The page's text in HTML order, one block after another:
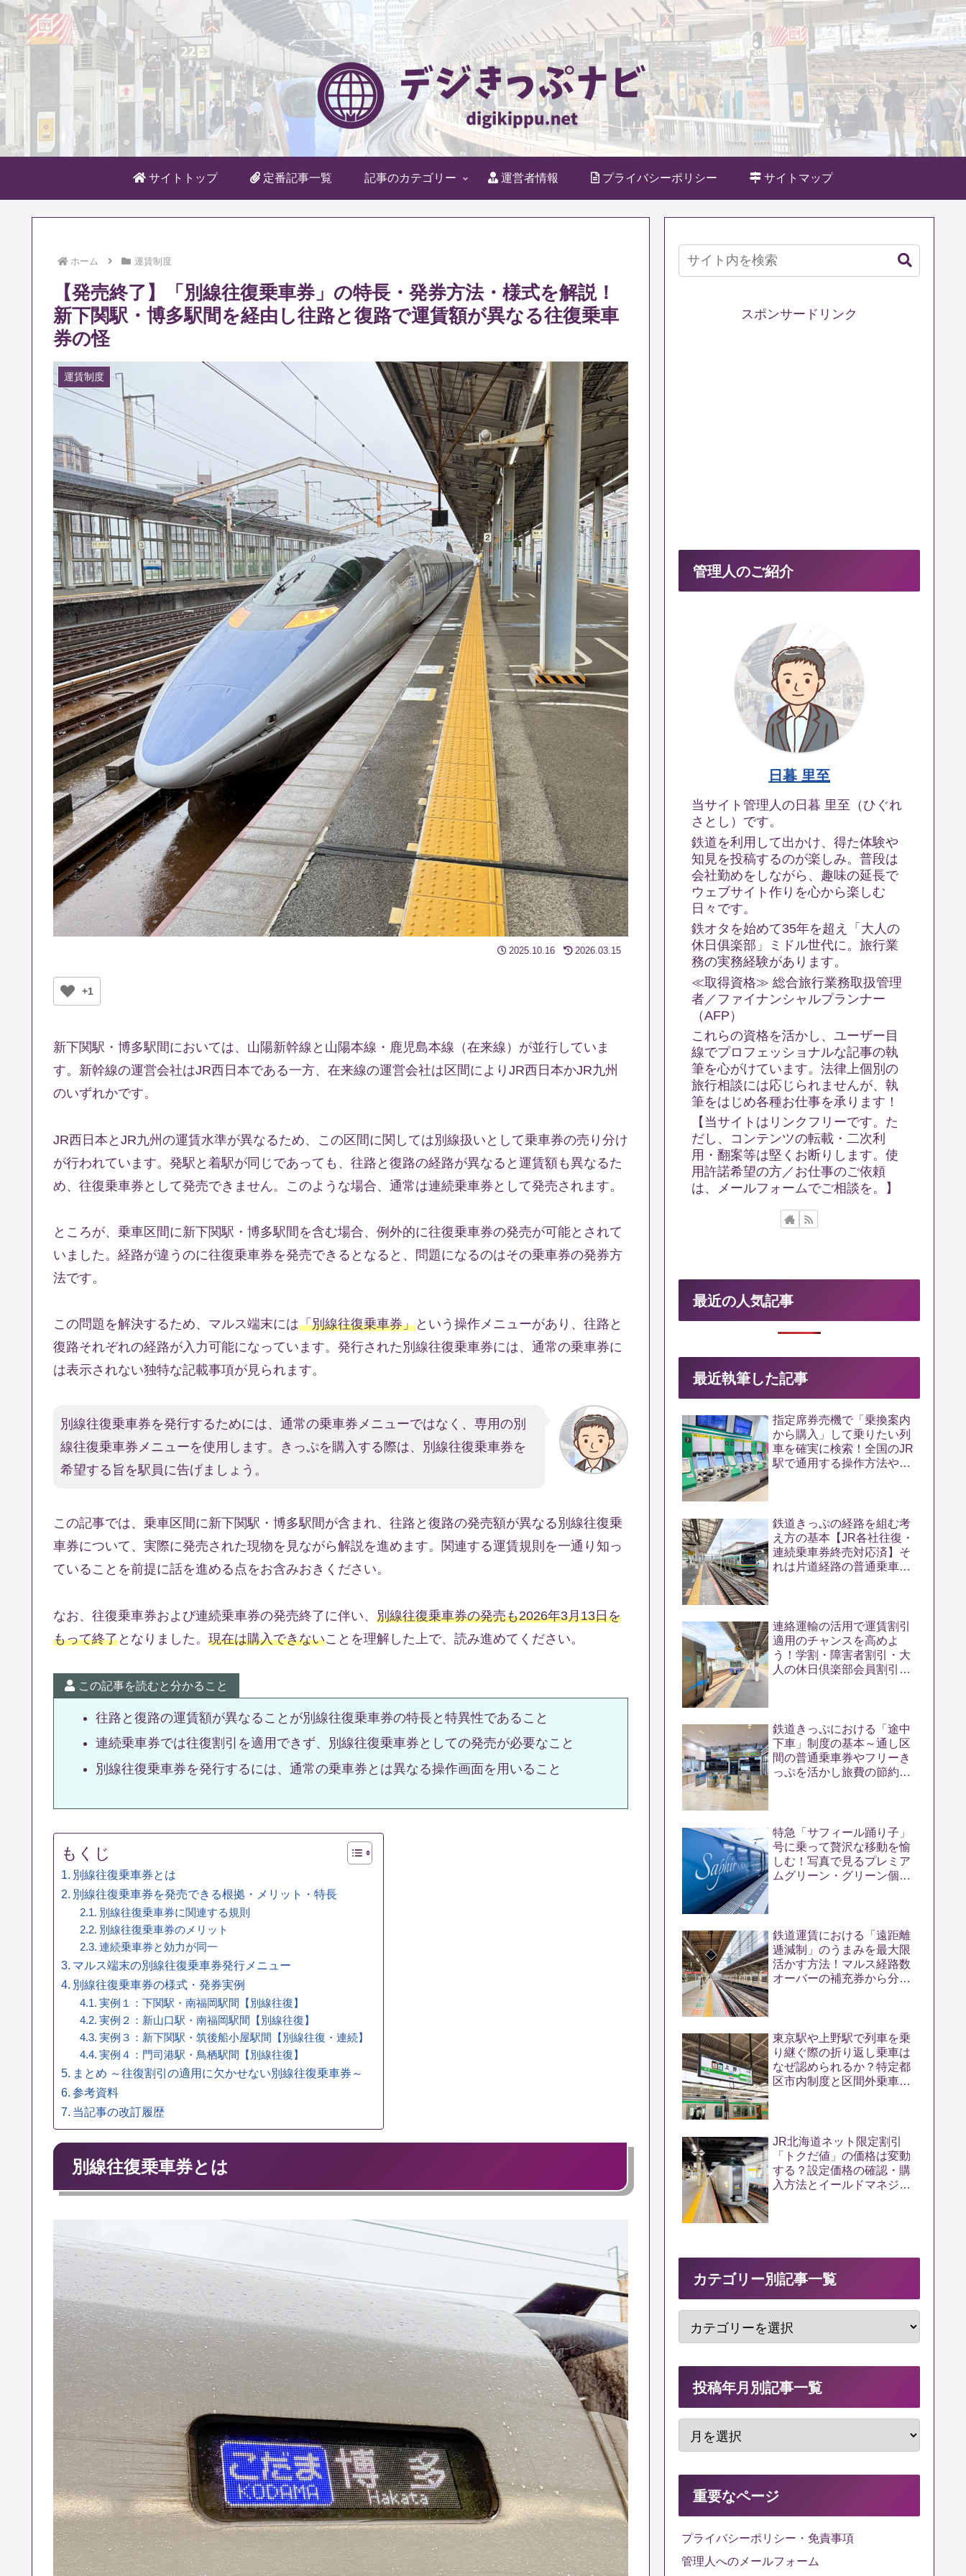
サイトトップ 定番記事一覧 記事のカテゴリー 運営者情報 プライバシーポリシー サイトマップ
ホーム 運賃制度
【発売終了】「別線往復乗車券」の特長・発券方法・様式を解説！
新下関駅・博多駅間を経由し往路と復路で運賃額が異なる往復乗車
券の怪
運賃制度
2025.10.16 2026.03.15
+1
新下関駅・博多駅間においては、山陽新幹線と山陽本線・鹿児島本線（在来線）が並行していま
す。新幹線の運営会社はJR西日本である一方、在来線の運営会社は区間によりJR西日本かJR九州
のいずれかです。
JR西日本とJR九州の運賃水準が異なるため、この区間に関しては別線扱いとして乗車券の売り分け
が行われています。発駅と着駅が同じであっても、往路と復路の経路が異なると運賃額も異なるた
め、往復乗車券として発売できません。このような場合、通常は連続乗車券として発売されます。
ところが、乗車区間に新下関駅・博多駅間を含む場合、例外的に往復乗車券の発売が可能とされて
いました。経路が違うのに往復乗車券を発売できるとなると、問題になるのはその乗車券の発券方
法です。
この問題を解決するため、マルス端末には「別線往復乗車券」という操作メニューがあり、往路と
復路それぞれの経路が入力可能になっています。発行された別線往復乗車券には、通常の乗車券に
は表示されない独特な記載事項が見られます。
別線往復乗車券を発行するためには、通常の乗車券メニューではなく、専用の別
線往復乗車券メニューを使用します。きっぷを購入する際は、別線往復乗車券を
希望する旨を駅員に告げましょう。
この記事では、乗車区間に新下関駅・博多駅間が含まれ、往路と復路の発売額が異なる別線往復乗
車券について、実際に発売された現物を見ながら解説を進めます。関連する運賃規則を一通り知っ
ていることを前提に話を進める点をお含みおきください。
なお、往復乗車券および連続乗車券の発売終了に伴い、 別線往復乗車券の発売も2026年3月13日を
もって終了となりました。 現在は購入できないことを理解した上で、読み進めてください。
この記事を読むと分かること
往路と復路の運賃額が異なることが別線往復乗車券の特長と特異性であること
連続乗車券では往復割引を適用できず、別線往復乗車券としての発売が必要なこと
別線往復乗車券を発行するには、通常の乗車券とは異なる操作画面を用いること
もくじ
別線往復乗車券とは
別線往復乗車券を発売できる根拠・メリット・特長
別線往復乗車券に関連する規則
別線往復乗車券のメリット
連続乗車券と効力が同一
マルス端末の別線往復乗車券発行メニュー
別線往復乗車券の様式・発券実例
実例１：下関駅・南福岡駅間【別線往復】
実例２：新山口駅・南福岡駅間【別線往復】
実例３：新下関駅・筑後船小屋駅間【別線往復・連続】
実例４：門司港駅・鳥栖駅間【別線往復】
まとめ ～往復割引の適用に欠かせない別線往復乗車券～
参考資料
当記事の改訂履歴
別線往復乗車券とは
スポンサードリンク
管理人のご紹介
日暮 里至
当サイト管理人の日暮 里至（ひぐれ
さとし）です。
鉄道を利用して出かけ、得た体験や
知見を投稿するのが楽しみ。普段は
会社勤めをしながら、趣味の延長で
ウェブサイト作りを心から楽しむ
日々です。
鉄オタを始めて35年を超え「大人の
休日俱楽部」ミドル世代に。旅行業
務の実務経験があります。
≪取得資格≫ 総合旅行業務取扱管理
者／ファイナンシャルプランナー
（AFP）
これらの資格を活かし、ユーザー目
線でプロフェッショナルな記事の執
筆を心がけています。法律上個別の
旅行相談には応じられませんが、執
筆をはじめ各種お仕事を承ります！
【当サイトはリンクフリーです。た
だし、コンテンツの転載・二次利
用・翻案等は堅くお断りします。使
用許諾希望の方／お仕事のご依頼
は、メールフォームでご相談を。】
最近の人気記事
最近執筆した記事
指定席券売機で「乗換案内
から購入」して乗りたい列
車を確実に検索！全国のJR
駅で通用する操作方法や裏
鉄道きっぷの経路を組む考
え方の基本【JR各社往復・
連続乗車券終売対応済】そ
れは片道経路の普通乗車券
連絡運輸の活用で運賃割引
適用のチャンスを高めよ
う！学割・障害者割引・大
人の休日倶楽部会員割引の
鉄道きっぷにおける「途中
下車」制度の基本～通し区
間の普通乗車券やフリーき
っぷを活かし旅費の節約に
特急「サフィール踊り子」
号に乗って贅沢な移動を愉
しむ！写真で見るプレミア
ムグリーン・グリーン個
鉄道運賃における「遠距離
逓減制」のうまみを最大限
活かす方法！マルス経路数
オーバーの補充券から分か
東京駅や上野駅で列車を乗
り継ぐ際の折り返し乗車は
なぜ認められるか？特定都
区市内制度と区間外乗車特
JR北海道ネット限定割引
「トクだ値」の価格は変動
する？設定価格の確認・購
入方法とイールドマネジメ
カテゴリー別記事一覧
投稿年月別記事一覧
重要なページ
プライバシーポリシー・免責事項
管理人へのメールフォーム